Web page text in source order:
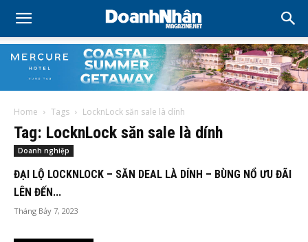
Home Tags LocknLock săn sale là dính
Tag: LocknLock săn sale là dính
Doanh nghiệp
ĐẠI LỘ LOCKNLOCK – SĂN DEAL LÀ DÍNH – BÙNG NỔ ƯU ĐÃI
LÊN ĐẾN...
Tháng Bảy 7, 2023